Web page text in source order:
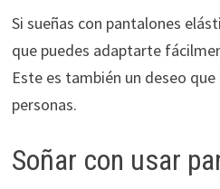
Si sueñas con pantalones
que puedes adaptarte
Este es también un deseo
personas.
Soñar con usar